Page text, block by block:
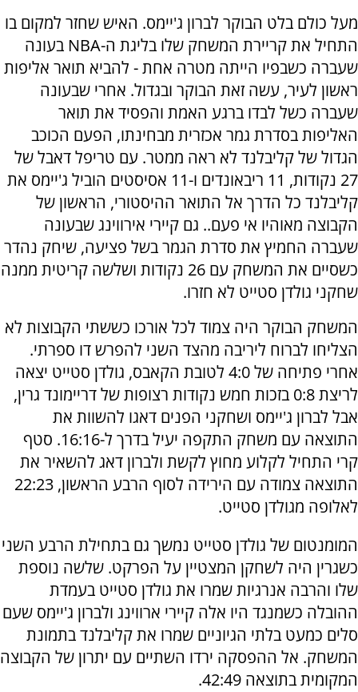
מעל כולם בלט הבוקר לברון ג'יימס. האיש שחזר למקום בו
התחיל את קריירת המשחק שלו בליגת ה-NBA בעונה
שעברה כשבפיו הייתה מטרה אחת - להביא תואר אליפות
ראשון לעיר, עשה זאת הבוקר ובגדול. אחרי שבעונה
שעברה כשל לבדו ברגע האמת והפסיד את תואר
האליפות בסדרת גמר אכזרית מבחינתו, הפעם הכוכב
הגדול של קליבלנד לא ראה ממטר. עם טריפל דאבל של
27 נקודות, 11 ריבאונדים ו-11 אסיסטים הוביל ג'יימס את
קליבלנד כל הדרך אל התואר ההיסטורי, הראשון של
הקבוצה מאוהיו אי פעם.. גם קיירי אירווינג שבעונה
שעברה החמיץ את סדרת הגמר בשל פציעה, שיחק נהדר
כשסיים את המשחק עם 26 נקודות ושלשה קריטית ממנה
שחקני גולדן סטייט לא חזרו.
המשחק הבוקר היה צמוד לכל אורכו כששתי הקבוצות לא
הצליחו לברוח ליריבה מהצד השני להפרש דו ספרתי.
אחרי פתיחה של 4:0 לטובת הקאבס, גולדן סטייט יצאה
לריצת 0:8 בזכות חמש נקודות רצופות של דריימונד גרין,
אבל לברון ג'יימס ושחקני הפנים דאגו להשוות את
התוצאה עם משחק התקפה יעיל בדרך ל-16:16. סטף
קרי התחיל לקלוע מחוץ לקשת ולברון דאג להשאיר את
התוצאה צמודה עם הירידה לסוף הרבע הראשון, 22:23
לאלופה מגולדן סטייט.
המומנטום של גולדן סטייט נמשך גם בתחילת הרבע השני
כשגרין היה לשחקן המצטיין על הפרקט. שלשה נוספת
שלו והרבה אנרגיות שמרו את גולדן סטייט בעמדת
ההובלה כשמנגד היו אלה קיירי ארווינג ולברון ג'יימס שעם
סלים כמעט בלתי הגיוניים שמרו את קליבלנד בתמונת
המשחק. אל ההפסקה ירדו השתיים עם יתרון של הקבוצה
המקומית בתוצאה 42:49.